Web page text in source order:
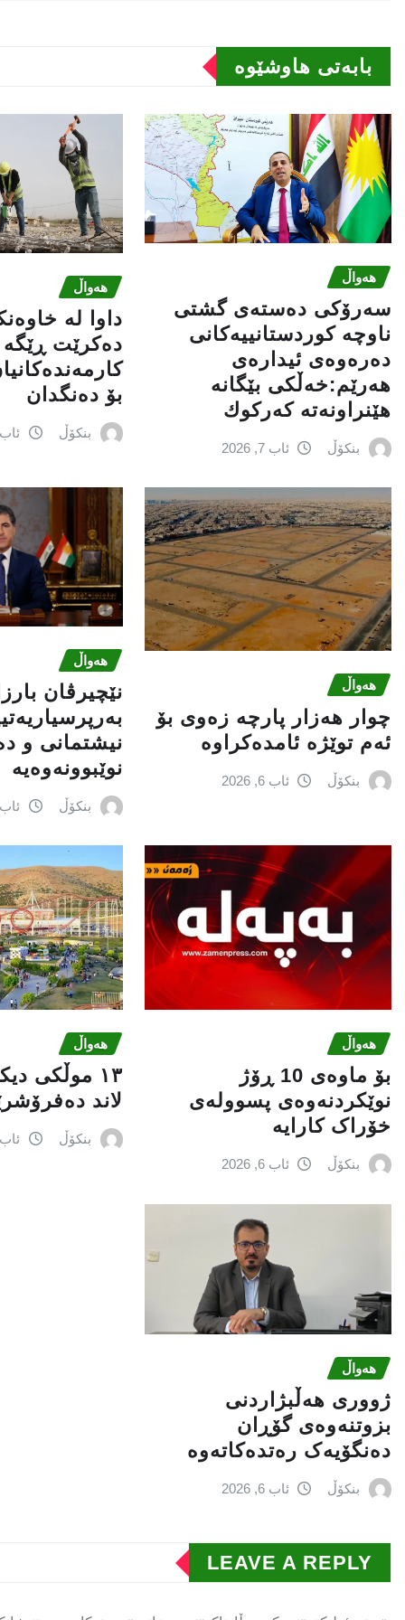
بابەتى هاوشێوە
هەواڵ
سه‌رۆكی دەستەی گشتی
ناوچە كوردستانییەكانی
دەرەوەی ئیدارەی
هەرێم:خه‌ڵكی بێگانه‌
هێنراونه‌ته‌ كه‌ركوك
بنکۆڵ ئاب 7, 2026
هەواڵ
داوا لە
دەکرێت ڕێگە
بۆ دەنگدان
بنکۆڵ ئاب 6, 2026
هەواڵ
چوار هەزار پارچە زەوی بۆ
ئەم توێژە ئامدەکراوە
بنکۆڵ ئاب 6, 2026
هەواڵ
نێچيرڤان
نیشتمانى و
نوێبوونەوەیە
بنکۆڵ ئاب 6, 2026
هەواڵ
بۆ ماوەی 10 ڕۆژ
نوێکردنەوەی پسوولەی
خۆراک کارایە
بنکۆڵ ئاب 6, 2026
هەواڵ
١٣ موڵکی
لاند
بنکۆڵ ئاب 6, 2026
هەواڵ
ژووری هەڵبژاردنی
بزوتنەوەى گۆڕان
دەنگۆیەک رەتدەکاتەوە
بنکۆڵ ئاب 6, 2026
LEAVE A REPLY